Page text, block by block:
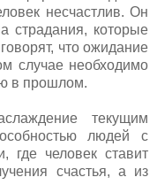
несчастлив. Он
страдания, которые
что ожидание
случае необходимо
в прошлом.
текущим
людей с
где человек ставит
счастья, а из